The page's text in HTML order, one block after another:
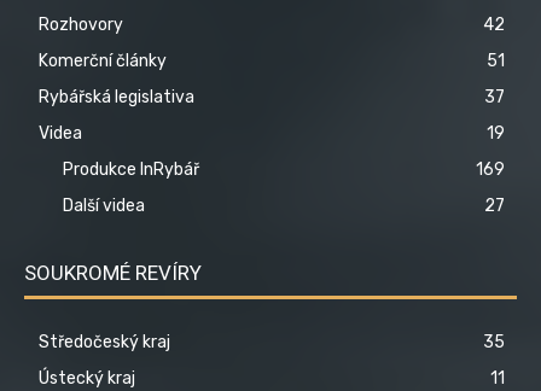
Rozhovory
42
Komerční články
51
Rybářská legislativa
37
Videa
19
Produkce InRybář
169
Další videa
27
SOUKROMÉ REVÍRY
Středočeský kraj
35
Ústecký kraj
11